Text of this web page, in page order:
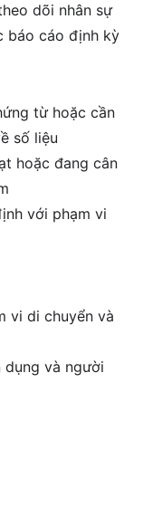
dõi nhân sự
báo cáo định kỳ
từ hoặc cần
số liệu
hoặc đang cân
với phạm vi
vi di chuyển và
và người